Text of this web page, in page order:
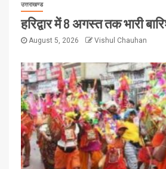
उत्तराखण्ड
हरिद्वार में 8 अगस्त तक भारी
August 5, 2026 Vishul Chauhan